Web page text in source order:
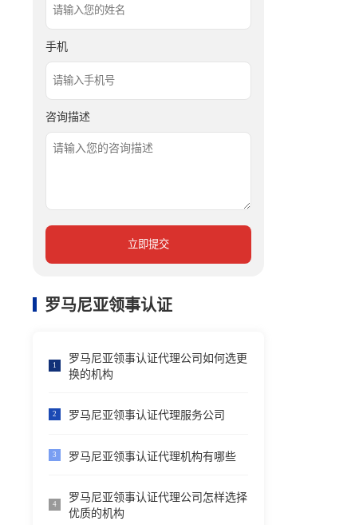
手机
咨询描述
立即提交
罗马尼亚领事认证
1
罗马尼亚领事认证代理公司如何选更
换的机构
2 罗马尼亚领事认证代理服务公司
3 罗马尼亚领事认证代理机构有哪些
4
罗马尼亚领事认证代理公司怎样选择
优质的机构